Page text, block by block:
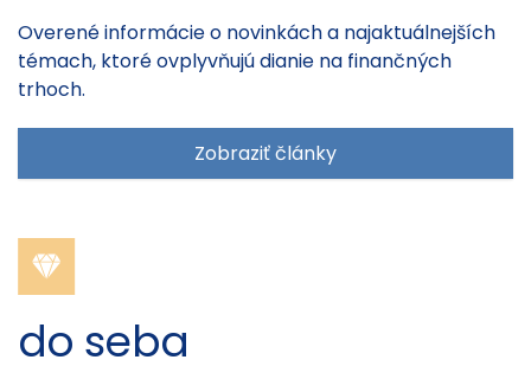
Overené informácie o novinkách a najaktuálnejších
témach, ktoré ovplyvňujú dianie na finančných
trhoch.
Zobraziť články
do seba